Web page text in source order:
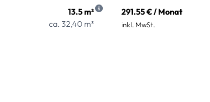
13.5 m²
ca. 32,40 m³
291.55 € / Monat
inkl. MwSt.